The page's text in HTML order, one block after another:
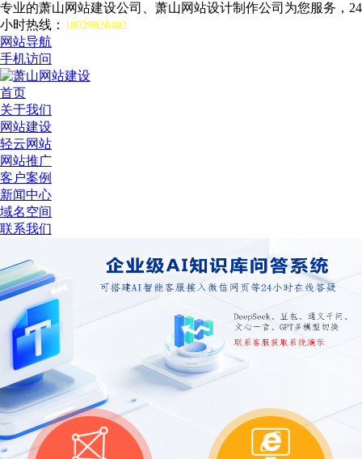
专业的萧山网站建设公司、萧山网站设计制作公司为您服务，24
小时热线： 18028020402
网站导航
手机访问
首页
关于我们
网站建设
轻云网站
网站推广
客户案例
新闻中心
域名空间
联系我们